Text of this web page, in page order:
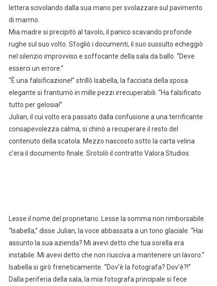
lettera scivolando dalla sua mano per svolazzare sul pavimento
di marmo.
Mia madre si precipitò al tavolo, il panico scavando profonde
rughe sul suo volto. Sfogliò i documenti, il suo sussulto echeggiò
nel silenzio improvviso e soffocante della sala da ballo. “Deve
esserci un errore.”
“È una falsificazione!” strillò Isabella, la facciata della sposa
elegante si frantumò in mille pezzi irrecuperabili. “Ha falsificato
tutto per gelosia!”
Julian, il cui volto era passato dalla confusione a una terrificante
consapevolezza calma, si chinò a recuperare il resto del
contenuto della scatola. Mezzo nascosto sotto la carta velina
c’era il documento finale. Srotolò il contratto Valora Studios.
Lesse il nome del proprietario. Lesse la somma non rimborsabile.
“Isabella,” disse Julian, la voce abbassata a un tono glaciale. “Hai
assunto la sua azienda? Mi avevi detto che tua sorella era
instabile. Mi avevi detto che non riusciva a mantenere un lavoro.”
Isabella si girò freneticamente. “Dov’è la fotografa? Dov’è?!”
Dalla periferia della sala, la mia fotografa principale si fece